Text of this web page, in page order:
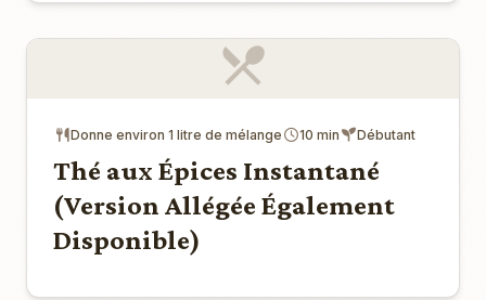
Donne environ 1 litre de mélange 10 min Débutant
Thé aux Épices Instantané
(Version Allégée Également
Disponible)